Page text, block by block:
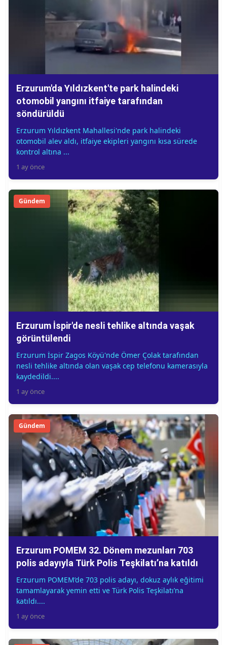
Erzurum'da Yıldızkent'te park halindeki
otomobil yangını itfaiye tarafından
söndürüldü
Erzurum Yıldızkent Mahallesi'nde park halindeki
otomobil alev aldı, itfaiye ekipleri yangını kısa sürede
kontrol altına ...
1 ay önce
Gündem
Erzurum İspir'de nesli tehlike altında vaşak
görüntülendi
Erzurum İspir Zagos Köyü'nde Ömer Çolak tarafından
nesli tehlike altında olan vaşak cep telefonu kamerasıyla
kaydedildi....
1 ay önce
Gündem
Erzurum POMEM 32. Dönem mezunları 703
polis adayıyla Türk Polis Teşkilatı’na katıldı
Erzurum POMEM’de 703 polis adayı, dokuz aylık eğitimi
tamamlayarak yemin etti ve Türk Polis Teşkilatı’na
katıldı....
1 ay önce